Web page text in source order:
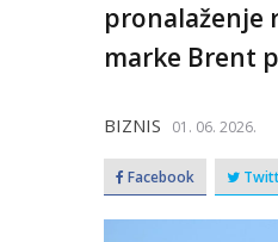
pronalaženje
marke Brent
BIZNIS 01. 06. 2026.
Facebook